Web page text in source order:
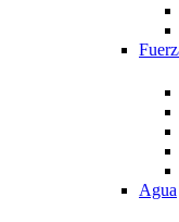
Agua